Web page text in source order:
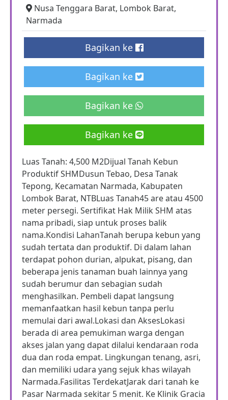
Nusa Tenggara Barat, Lombok Barat,
Narmada
Bagikan ke
Bagikan ke
Bagikan ke
Bagikan ke
Luas Tanah: 4,500 M2Dijual Tanah Kebun
Produktif SHMDusun Tebao, Desa Tanak
Tepong, Kecamatan Narmada, Kabupaten
Lombok Barat, NTBLuas Tanah45 are atau 4500
meter persegi. Sertifikat Hak Milik SHM atas
nama pribadi, siap untuk proses balik
nama.Kondisi LahanTanah berupa kebun yang
sudah tertata dan produktif. Di dalam lahan
terdapat pohon durian, alpukat, pisang, dan
beberapa jenis tanaman buah lainnya yang
sudah berumur dan sebagian sudah
menghasilkan. Pembeli dapat langsung
memanfaatkan hasil kebun tanpa perlu
memulai dari awal.Lokasi dan AksesLokasi
berada di area pemukiman warga dengan
akses jalan yang dapat dilalui kendaraan roda
dua dan roda empat. Lingkungan tenang, asri,
dan memiliki udara yang sejuk khas wilayah
Narmada.Fasilitas TerdekatJarak dari tanah ke
Pasar Narmada sekitar 5 menit. Ke Klinik Gracia